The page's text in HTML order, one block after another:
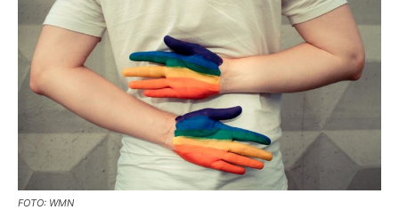
FOTO: WMN